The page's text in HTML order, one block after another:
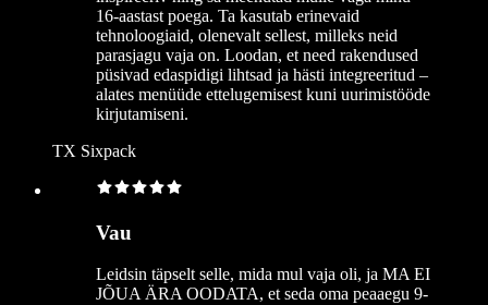
16-aastast poega. Ta kasutab erinevaid
tehnoloogiaid, olenevalt sellest, milleks neid
parasjagu vaja on. Loodan, et need rakendused
püsivad edaspidigi lihtsad ja hästi integreeritud –
alates menüüde ettelugemisest kuni uurimistööde
kirjutamiseni.
TX Sixpack
Vau
Leidsin täpselt selle, mida mul vaja oli, ja MA EI
JÕUA ÄRA OODATA, et seda oma peaaegu 9-